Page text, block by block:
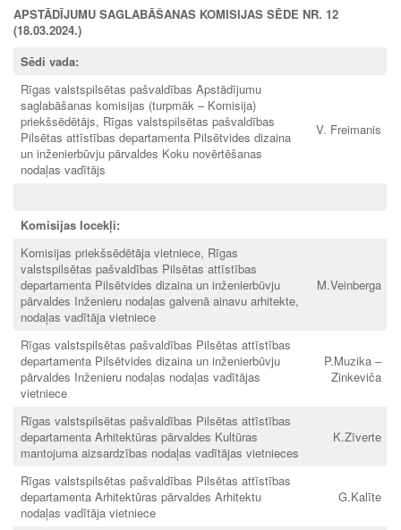
APSTĀDĪJUMU SAGLABĀŠANAS KOMISIJAS SĒDE NR. 12
(18.03.2024.)
Sēdi vada:
Rīgas valstspilsētas pašvaldības Apstādījumu
saglabāšanas komisijas (turpmāk – Komisija)
priekšsēdētājs, Rīgas valstspilsētas pašvaldības
Pilsētas attīstības departamenta Pilsētvides dizaina
un inženierbūvju pārvaldes Koku novērtēšanas
nodaļas vadītājs
V. Freimanis
Komisijas locekļi:
Komisijas priekšsēdētāja vietniece, Rīgas
valstspilsētas pašvaldības Pilsētas attīstības
departamenta Pilsētvides dizaina un inženierbūvju
pārvaldes Inženieru nodaļas galvenā ainavu arhitekte,
nodaļas vadītāja vietniece
M.Veinberga
Rīgas valstspilsētas pašvaldības Pilsētas attīstības
departamenta Pilsētvides dizaina un inženierbūvju
pārvaldes Inženieru nodaļas nodaļas vadītājas
vietniece
P.Muzika –
Zinkeviča
Rīgas valstspilsētas pašvaldības Pilsētas attīstības
departamenta Arhitektūras pārvaldes Kultūras
mantojuma aizsardzības nodaļas vadītājas vietnieces
K.Zīverte
Rīgas valstspilsētas pašvaldības Pilsētas attīstības
departamenta Arhitektūras pārvaldes Arhitektu
nodaļas vadītāja vietniece
G.Kalīte